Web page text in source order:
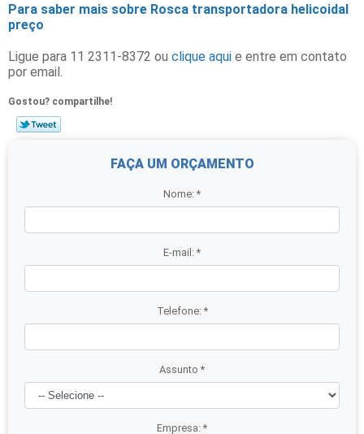
Para saber mais sobre Rosca transportadora helicoidal
preço
Ligue para 11 2311-8372 ou clique aqui e entre em contato
por email.
Gostou? compartilhe!
FAÇA UM ORÇAMENTO
Nome: *
E-mail: *
Telefone: *
Assunto *
Empresa: *